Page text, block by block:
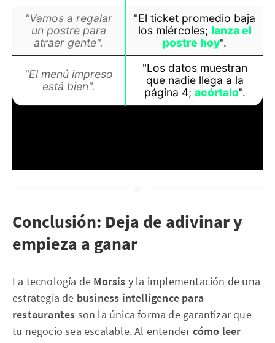
"Vamos a regalar
un postre para
atraer gente".
"El ticket promedio baja
los miércoles; lanza el
postre hoy".
"El menú impreso
está bien".
"Los datos muestran
que nadie llega a la
página 4; acórtalo".
Conclusión: Deja de adivinar y
empieza a ganar
La tecnología de Morsis y la implementación de una
estrategia de business intelligence para
restaurantes son la única forma de garantizar que
tu negocio sea escalable. Al entendercómo leer